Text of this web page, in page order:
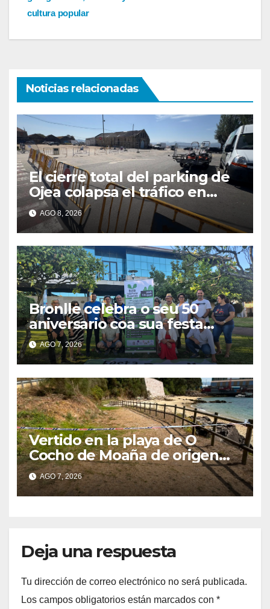
cultura popular
Noticias relacionadas
El cierre total del parking de
Ojea colapsa el tráfico en
Cangas
AGO 8, 2026
Bronlle celebra o seu 50
aniversario coa sua festa
popular o vindeiro sábado 15
de agosto
AGO 7, 2026
Vertido en la playa de O
Cocho de Moaña de origen
desconocido
AGO 7, 2026
Deja una respuesta
Tu dirección de correo electrónico no será publicada.
Los campos obligatorios están marcados con *